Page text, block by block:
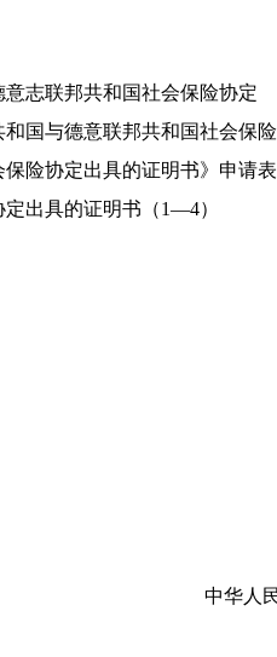
志联邦共和国社会保险协定
国与德意联邦共和国社会保
险协定出具的证明书》申请表
出具的证明书（1—4）
中华人